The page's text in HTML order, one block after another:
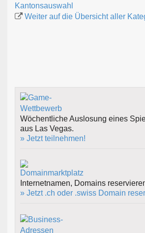
Kantonsauswahl
Weiter auf die Übersicht aller
Wöchentliche Auslosung eines
aus Las Vegas.
» Jetzt teilnehmen!
Internetnamen, Domains
» Jetzt .ch oder .swiss Domain